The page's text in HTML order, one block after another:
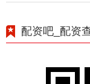
配资吧_配资